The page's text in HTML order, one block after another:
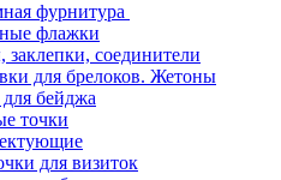
фурнитура
флажки
соединители
для брелоков. Жетоны
бейджа
точки
для визиток